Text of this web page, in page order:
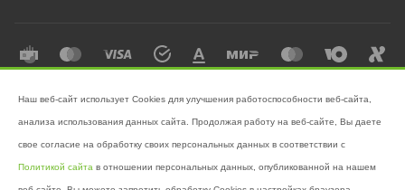
поддержании чистоты!
Наш веб-сайт использует Cookies для улучшения работоспособности веб-сайта,
анализа использования данных сайта. Продолжая работу на веб-сайте, Вы даете
свое согласие на обработку своих персональных данных в соответствии с
Политикой сайта в отношении персональных данных, опубликованной на нашем